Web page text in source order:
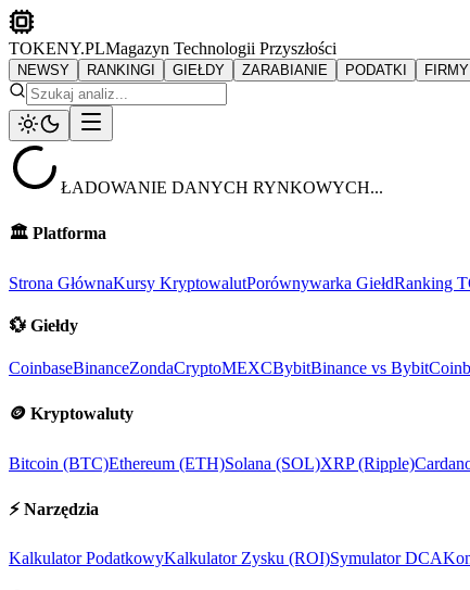
TOKENY.PLMagazyn Technologii Przyszłości
NEWSY RANKINGI GIEŁDY ZARABIANIE PODATKI FIRMY
ŁADOWANIE DANYCH RYNKOWYCH...
🏛️ Platforma
Strona GłównaKursy KryptowalutPorównywarka GiełdRanking
💱 Giełdy
CoinbaseBinanceZondaCryptoMEXCBybitBinance vs Bybit
🪙 Kryptowaluty
Bitcoin (BTC)Ethereum (ETH)Solana (SOL)XRP (Ripple)
⚡ Narzędzia
Kalkulator PodatkowyKalkulator Zysku (ROI)Symulator DCA